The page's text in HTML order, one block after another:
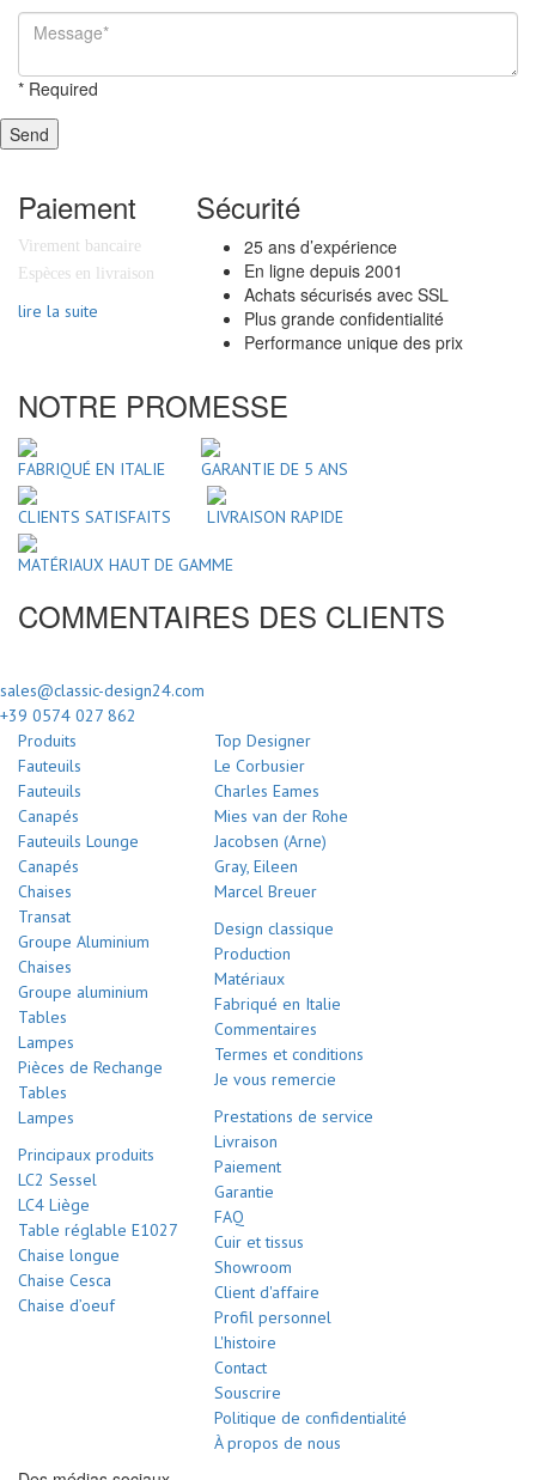
* Required
Send
Paiement
Virement bancaire
Espèces en livraison
lire la suite
Sécurité
25 ans d’expérience
En ligne depuis 2001
Achats sécurisés avec SSL
Plus grande confidentialité
Performance unique des prix
NOTRE PROMESSE
FABRIQUÉ EN ITALIE GARANTIE DE 5 ANS
CLIENTS SATISFAITS LIVRAISON RAPIDE
MATÉRIAUX HAUT DE GAMME
COMMENTAIRES DES CLIENTS
sales@classic-design24.com
+39 0574 027 862
Produits
Fauteuils
Fauteuils
Canapés
Fauteuils Lounge
Canapés
Chaises
Transat
Groupe Aluminium
Chaises
Groupe aluminium
Tables
Lampes
Pièces de Rechange
Tables
Lampes
Principaux produits
LC2 Sessel
LC4 Liège
Table réglable E1027
Chaise longue
Chaise Cesca
Chaise d’oeuf
Top Designer
Le Corbusier
Charles Eames
Mies van der Rohe
Jacobsen (Arne)
Gray, Eileen
Marcel Breuer
Design classique
Production
Matériaux
Fabriqué en Italie
Commentaires
Termes et conditions
Je vous remercie
Prestations de service
Livraison
Paiement
Garantie
FAQ
Cuir et tissus
Showroom
Client d'affaire
Profil personnel
L'histoire
Contact
Souscrire
Politique de confidentialité
À propos de nous